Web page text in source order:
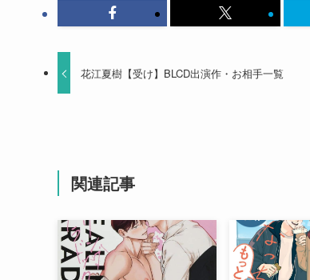
花江夏樹【受け】BLCD出演作・お相手一覧
関連記事